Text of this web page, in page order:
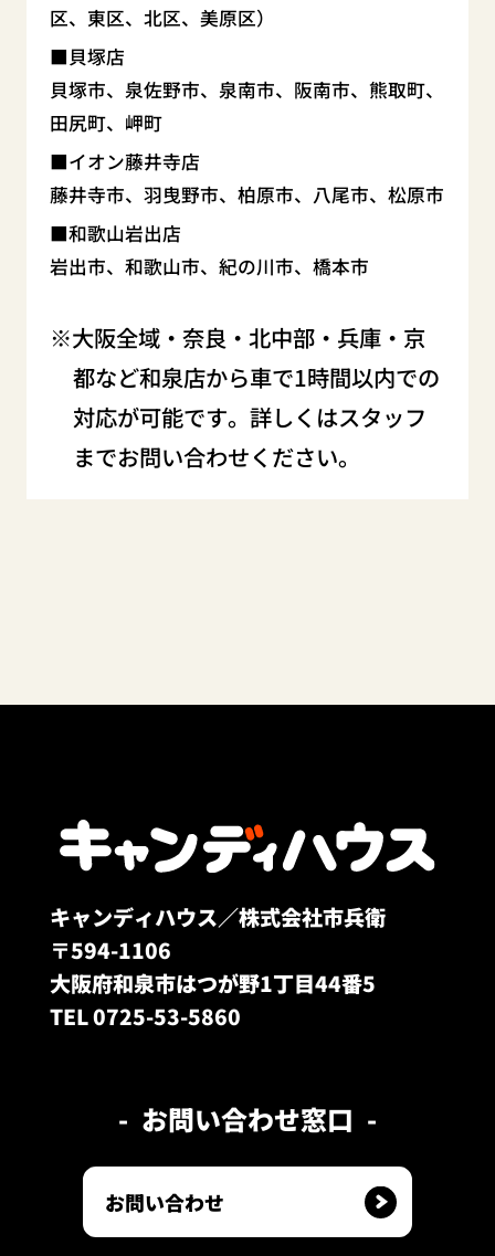
区、東区、北区、美原区）
貝塚店
貝塚市、泉佐野市、泉南市、阪南市、熊取町、
田尻町、岬町
イオン藤井寺店
藤井寺市、羽曳野市、柏原市、八尾市、松原市
和歌山岩出店
岩出市、和歌山市、紀の川市、橋本市
大阪全域・奈良・北中部・兵庫・京
都など和泉店から車で1時間以内での
対応が可能です。詳しくはスタッフ
までお問い合わせください。
キャンディハウス／株式会社市兵衛
〒594-1106
大阪府和泉市はつが野1丁目44番5
TEL 0725-53-5860
お問い合わせ窓口
お問い合わせ